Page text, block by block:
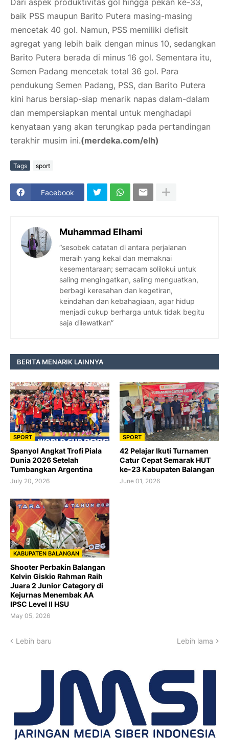
Dari aspek produktivitas gol hingga pekan ke-33,
baik PSS maupun Barito Putera masing-masing
mencetak 40 gol. Namun, PSS memiliki defisit
agregat yang lebih baik dengan minus 10, sedangkan
Barito Putera berada di minus 16 gol. Sementara itu,
Semen Padang mencetak total 36 gol. Para
pendukung Semen Padang, PSS, dan Barito Putera
kini harus bersiap-siap menarik napas dalam-dalam
dan mempersiapkan mental untuk menghadapi
kenyataan yang akan terungkap pada pertandingan
terakhir musim ini.(merdeka.com/elh)
Tags sport
Facebook
Muhammad Elhami
“sesobek catatan di antara perjalanan
meraih yang kekal dan memaknai
kesementaraan; semacam solilokui untuk
saling mengingatkan, saling menguatkan,
berbagi keresahan dan kegetiran,
keindahan dan kebahagiaan, agar hidup
menjadi cukup berharga untuk tidak begitu
saja dilewatkan”
BERITA MENARIK LAINNYA
SPORT
Spanyol Angkat Trofi Piala
Dunia 2026 Setelah
Tumbangkan Argentina
July 20, 2026
SPORT
42 Pelajar Ikuti Turnamen
Catur Cepat Semarak HUT
ke-23 Kabupaten Balangan
June 01, 2026
KABUPATEN BALANGAN
Shooter Perbakin Balangan
Kelvin Giskio Rahman Raih
Juara 2 Junior Category di
Kejurnas Menembak AA
IPSC Level II HSU
May 05, 2026
Lebih baru Lebih lama